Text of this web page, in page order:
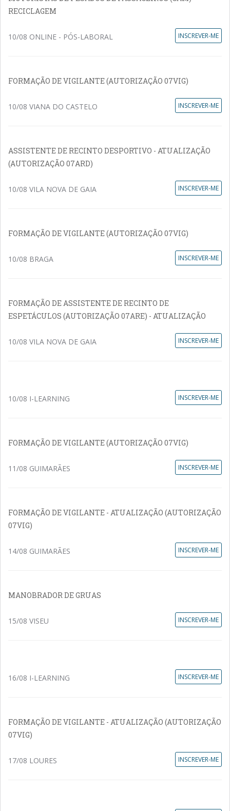
RECICLAGEM
10/08 ONLINE - PÓS-LABORAL INSCREVER-ME
FORMAÇÃO DE VIGILANTE (AUTORIZAÇÃO 07VIG)
10/08 VIANA DO CASTELO INSCREVER-ME
ASSISTENTE DE RECINTO DESPORTIVO - ATUALIZAÇÃO
(AUTORIZAÇÃO 07ARD)
10/08 VILA NOVA DE GAIA INSCREVER-ME
FORMAÇÃO DE VIGILANTE (AUTORIZAÇÃO 07VIG)
10/08 BRAGA INSCREVER-ME
FORMAÇÃO DE ASSISTENTE DE RECINTO DE
ESPETÁCULOS (AUTORIZAÇÃO 07ARE) - ATUALIZAÇÃO
10/08 VILA NOVA DE GAIA INSCREVER-ME
10/08 I-LEARNING INSCREVER-ME
FORMAÇÃO DE VIGILANTE (AUTORIZAÇÃO 07VIG)
11/08 GUIMARÃES INSCREVER-ME
FORMAÇÃO DE VIGILANTE - ATUALIZAÇÃO (AUTORIZAÇÃO
07VIG)
14/08 GUIMARÃES INSCREVER-ME
MANOBRADOR DE GRUAS
15/08 VISEU INSCREVER-ME
16/08 I-LEARNING INSCREVER-ME
FORMAÇÃO DE VIGILANTE - ATUALIZAÇÃO (AUTORIZAÇÃO
07VIG)
17/08 LOURES INSCREVER-ME